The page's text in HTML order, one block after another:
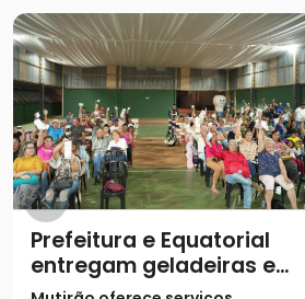
Prefeitura e Equatorial
entregam geladeiras e
prestam serviços à